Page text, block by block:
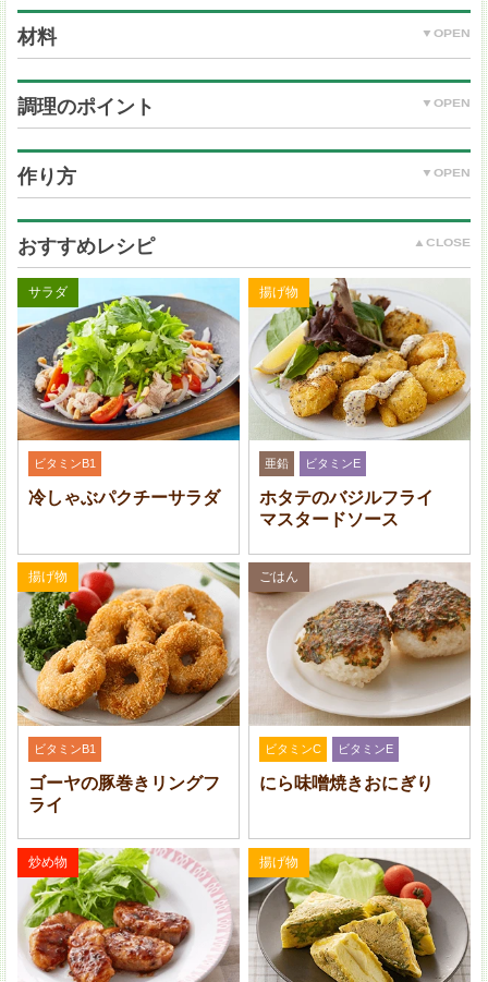
材料
(A) 塩：小さじ 1/4
(A) こしょう：少々
にんにく：1 片
オリーブ油：大さじ 1
クレソン：適宜
＜オニオンソース＞
玉ねぎ：1/2 個 (100 g)
(B) しょうゆ：大さじ 1
(B) みりん：大さじ 1
(B) 酒：大さじ 1
調理のポイント
ひき肉は中挽きがおすすめですが、普通のひき肉や合
いびき肉でも。
中までしっかりと火を通してください。楊枝をさして
透明な肉汁がでたら火が通っているのを確認できま
す。1番大きい肉で確認をするとよいでしょう。
作り方
玉ねぎはすりおろし、(B) の調味料と合わせておく。
牛ひき肉をボウルに入れ、(A) を加えて練り混ぜる。2.5
～ 3 cm 角に切り分けて形を整える。にんにくは包丁の
おすすめレシピ
サラダ
ビタミンB1
冷しゃぶパクチーサラダ
揚げ物
亜鉛 ビタミンE
ホタテのバジルフライ
マスタードソース
揚げ物
ビタミンB1
ゴーヤの豚巻きリングフ
ライ
ごはん
ビタミンC ビタミンE
にら味噌焼きおにぎり
炒め物 揚げ物